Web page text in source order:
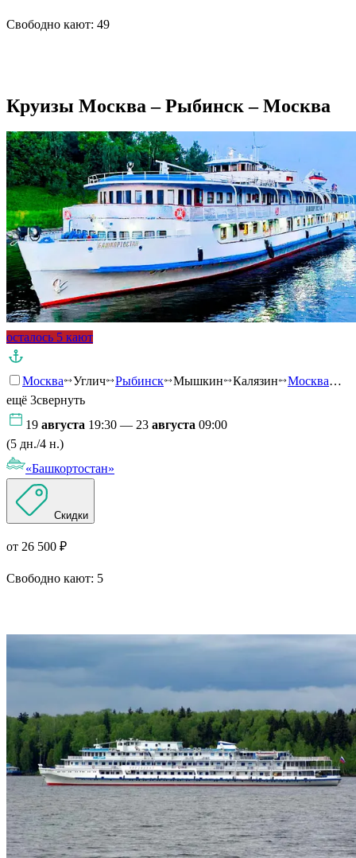
Свободно кают: 49
Круизы Москва – Рыбинск – Москва
осталось 5 кают
Москва Углич Рыбинск Мышкин Калязин Москва…
ещё 3свернуть
19 августа 19:30 — 23 августа 09:00
(5 дн./4 н.)
«Башкортостан»
Скидки
от 26 500 ₽
Свободно кают: 5